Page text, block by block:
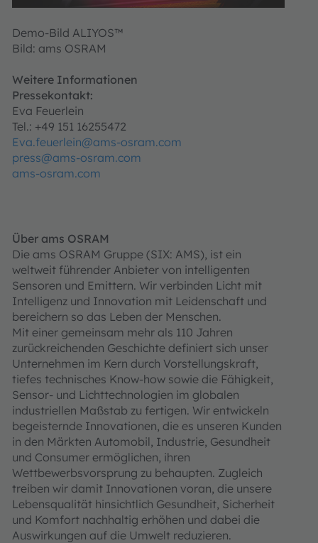
Demo-Bild ALIYOS™
Bild: ams OSRAM
Weitere Informationen
Pressekontakt:
Eva Feuerlein
Tel.: +49 151 16255472
Eva.feuerlein@ams-osram.com
press@ams-osram.com
ams-osram.com
Über ams OSRAM
Die ams OSRAM Gruppe (SIX: AMS), ist ein
weltweit führender Anbieter von intelligenten
Sensoren und Emittern. Wir verbinden Licht mit
Intelligenz und Innovation mit Leidenschaft und
bereichern so das Leben der Menschen.
Mit einer gemeinsam mehr als 110 Jahren
zurückreichenden Geschichte definiert sich unser
Unternehmen im Kern durch Vorstellungskraft,
tiefes technisches Know-how sowie die Fähigkeit,
Sensor- und Lichttechnologien im globalen
industriellen Maßstab zu fertigen. Wir entwickeln
begeisternde Innovationen, die es unseren Kunden
in den Märkten Automobil, Industrie, Gesundheit
und Consumer ermöglichen, ihren
Wettbewerbsvorsprung zu behaupten. Zugleich
treiben wir damit Innovationen voran, die unsere
Lebensqualität hinsichtlich Gesundheit, Sicherheit
und Komfort nachhaltig erhöhen und dabei die
Auswirkungen auf die Umwelt reduzieren.